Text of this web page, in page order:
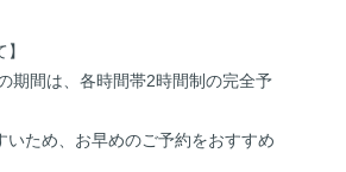
期間は、各時間帯2時間制の完全予
いため、お早めのご予約をおすすめ